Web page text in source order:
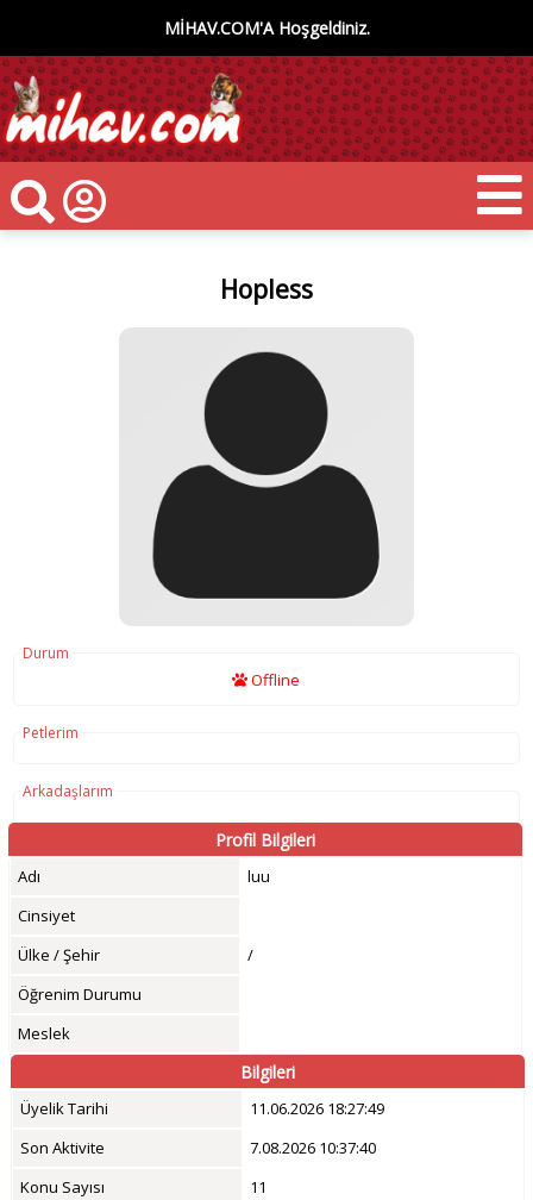
MİHAV.COM'A Hoşgeldiniz.
Hopless
Durum
Offline
Petlerim
Arkadaşlarım
Profil Bilgileri
Adı
luu
Cinsiyet
Ülke / Şehir
/
Öğrenim Durumu
Meslek
Bilgileri
Üyelik Tarihi
11.06.2026 18:27:49
Son Aktivite
7.08.2026 10:37:40
Konu Sayısı
11